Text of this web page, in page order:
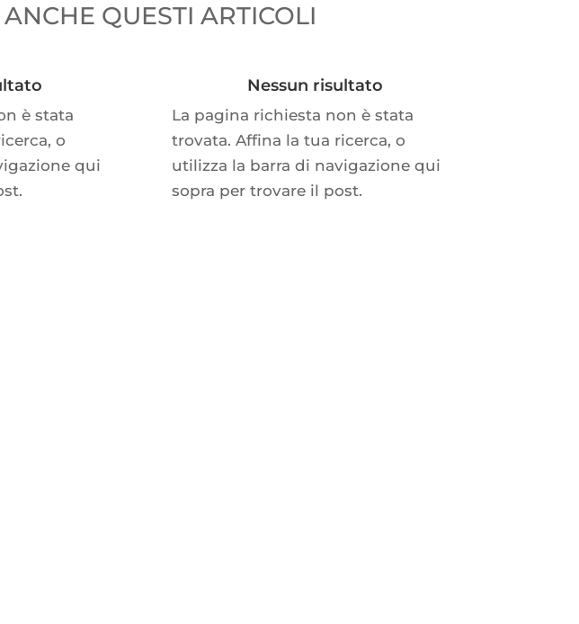
QUESTI ARTICOLI
è stata
o
qui
Nessun risultato
La pagina richiesta non è stata
trovata. Affina la tua ricerca, o
utilizza la barra di navigazione qui
sopra per trovare il post.